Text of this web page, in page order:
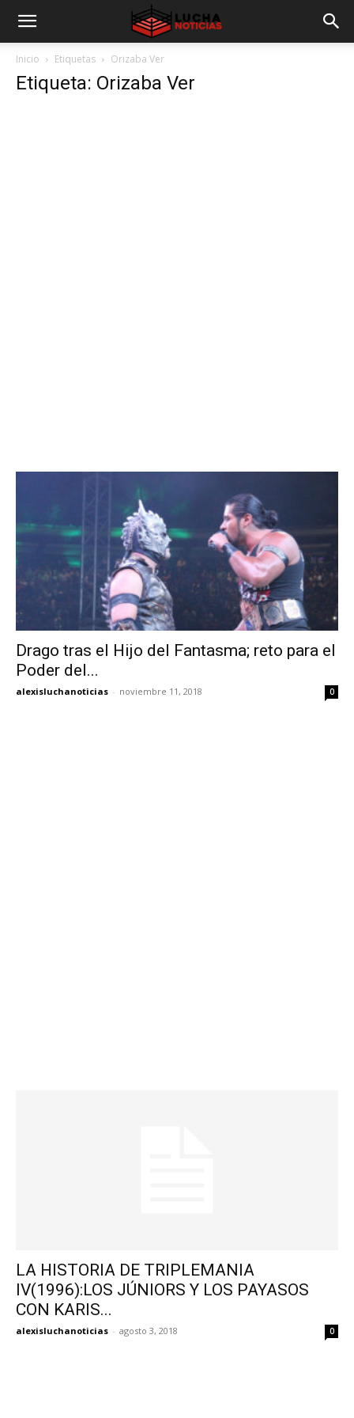
Inicio Etiquetas Orizaba Ver
Etiqueta: Orizaba Ver
Drago tras el Hijo del Fantasma; reto para el
Poder del...
alexisluchanoticias - noviembre 11, 2018 0
LA HISTORIA DE TRIPLEMANIA
IV(1996):LOS JÚNIORS Y LOS PAYASOS
CON KARIS...
alexisluchanoticias - agosto 3, 2018 0